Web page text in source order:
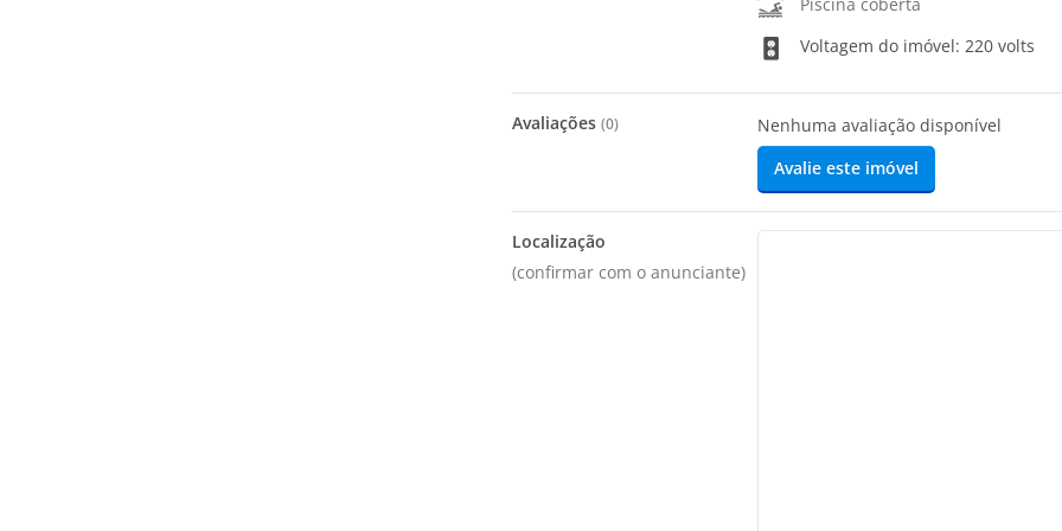
Voltagem do imóvel: 220 volts
Avaliações (0)
Nenhuma avaliação disponível
Avalie este imóvel
Localização
(confirmar com o anunciante)